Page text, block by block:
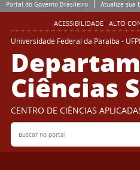
Portal do Governo Brasileiro Atualize sua
ACESSIBILIDADE ALTO
Universidade Federal da Paraíba -
Ciências
CENTRO DE CIÊNCIAS
Buscar no portal